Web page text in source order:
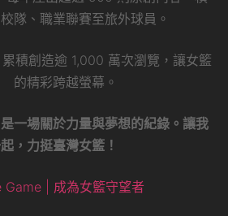
隊、職業聯賽至旅外球員。
累積創造逾 1,000 萬次瀏覽，讓女籃
的精彩跨越螢幕。
一場關於力量與夢想的紀錄。讓我
，力挺臺灣女籃！
Game | 成為女籃守望者